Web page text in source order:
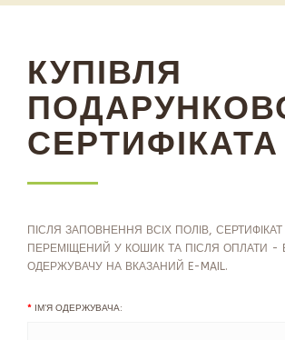
КУПІВЛЯ
СЕРТИФІКАТА
ПІСЛЯ ЗАПОВНЕННЯ ВСІХ ПОЛІВ,
ПЕРЕМІЩЕНИЙ У КОШИК ТА ПІСЛЯ ОПЛАТИ -
ОДЕРЖУВАЧУ НА ВКАЗАНИЙ E-MAIL.
ІМ’Я ОДЕРЖУВАЧА: